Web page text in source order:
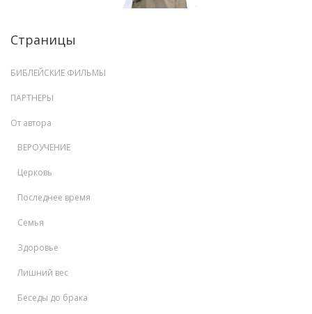
Страницы
БИБЛЕЙСКИЕ ФИЛЬМЫ
ПАРТНЕРЫ
От автора
ВЕРОУЧЕНИЕ
Церковь
Последнее время
Семья
Здоровье
Лишний вес
Беседы до брака